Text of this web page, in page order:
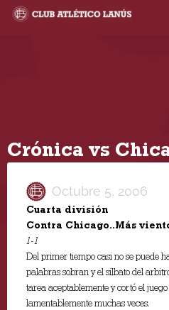
Crónica vs
Octubre 5, 2006
Cuarta división
Contra Chicago..Más
1-1
Del primer tiempo casi no se puede
palabras sobran y el silbato del
tarea aceptablemente y cortó el
lamentablemente muchas veces.